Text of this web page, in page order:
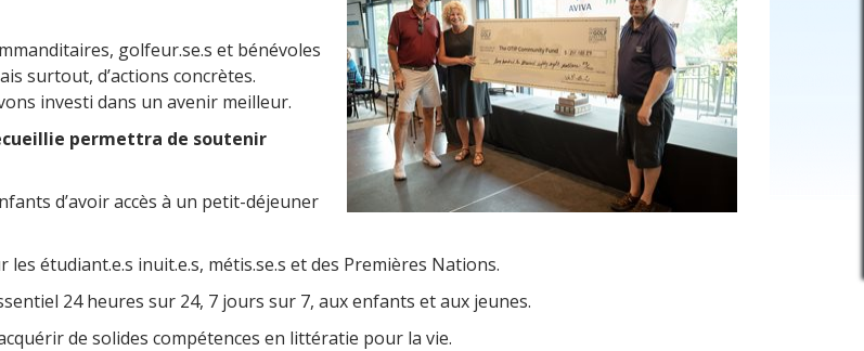
golfeur.se.s et bénévoles
surtout, d’actions concrètes.
investi dans un avenir meilleur.
permettra de soutenir
d’avoir accès à un petit-déjeuner
les étudiant.e.s inuit.e.s, métis.se.s et des Premières Nations.
24 heures sur 24, 7 jours sur 7, aux enfants et aux jeunes.
de solides compétences en littératie pour la vie.